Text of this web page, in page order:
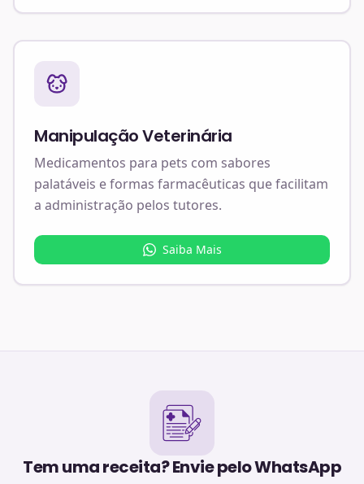
Manipulação Veterinária
Medicamentos para pets com sabores
palatáveis e formas farmacêuticas que facilitam
a administração pelos tutores.
Saiba Mais
Tem uma receita? Envie pelo WhatsApp